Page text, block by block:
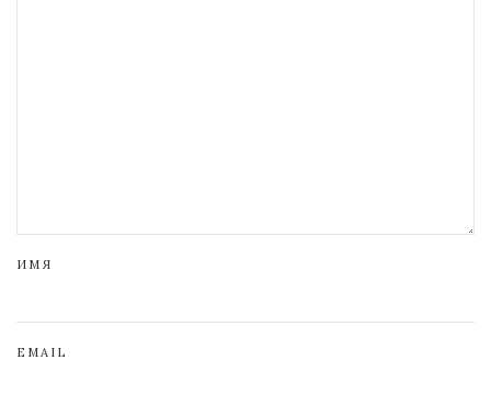
ИМЯ
EMAIL